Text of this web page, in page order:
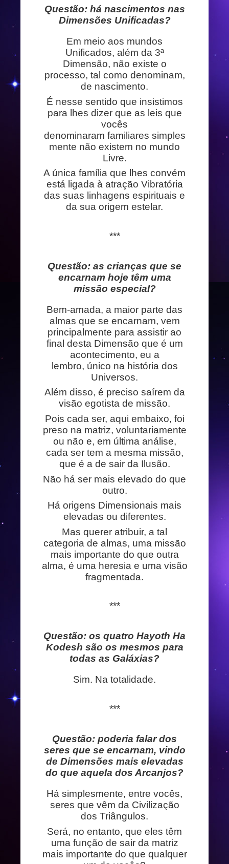
Questão: há nascimentos nas
Dimensões Unificadas?
Em meio aos mundos
Unificados, além da 3ª
Dimensão, não existe o
processo, tal como denominam,
de nascimento.
É nesse sentido que insistimos
para lhes dizer que as leis que
vocês
denominaram familiares simples
mente não existem no mundo
Livre.
A única família que lhes convém
está ligada à atração Vibratória
das suas linhagens espirituais e
da sua origem estelar.
***
Questão: as crianças que se
encarnam hoje têm uma
missão especial?
Bem-amada, a maior parte das
almas que se encarnam, vem
principalmente para assistir ao
final desta Dimensão que é um
acontecimento, eu a
lembro, único na história dos
Universos.
Além disso, é preciso saírem da
visão egotista de missão.
Pois cada ser, aqui embaixo, foi
preso na matriz, voluntariamente
ou não e, em última análise,
cada ser tem a mesma missão,
que é a de sair da Ilusão.
Não há ser mais elevado do que
outro.
Há origens Dimensionais mais
elevadas ou diferentes.
Mas querer atribuir, a tal
categoria de almas, uma missão
mais importante do que outra
alma, é uma heresia e uma visão
fragmentada.
***
Questão: os quatro Hayoth Ha
Kodesh são os mesmos para
todas as Galáxias?
Sim. Na totalidade.
***
Questão: poderia falar dos
seres que se encarnam, vindo
de Dimensões mais elevadas
do que aquela dos Arcanjos?
Há simplesmente, entre vocês,
seres que vêm da Civilização
dos Triângulos.
Será, no entanto, que eles têm
uma função de sair da matriz
mais importante do que qualquer